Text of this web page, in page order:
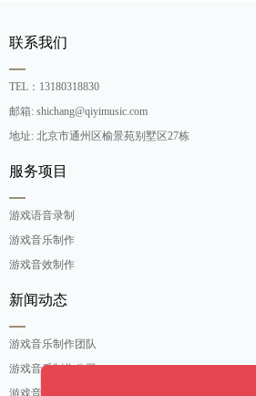
联系我们
TEL：13180318830
邮箱: shichang@qiyimusic.com
地址: 北京市通州区榆景苑别墅区27栋
服务项目
游戏语音录制
游戏音乐制作
游戏音效制作
新闻动态
游戏音乐制作团队
游戏音乐制作公司
游戏音乐制作